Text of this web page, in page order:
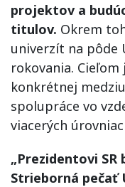
projektov a
titulov. Okrem
univerzít na pôde
rokovania.
konkrétnej
spolupráce vo
viacerých
„Prezidentovi SR
Strieborná pečať